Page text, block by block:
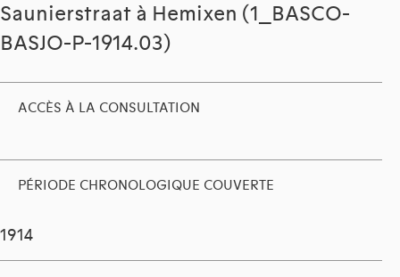
Saunierstraat à Hemixen (1_BASCO-
BASJO-P-1914.03)
ACCÈS À LA CONSULTATION
PÉRIODE CHRONOLOGIQUE COUVERTE
1914